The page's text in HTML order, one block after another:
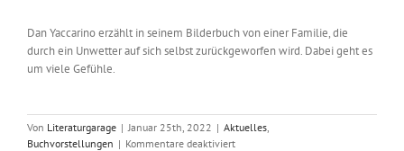
Dan Yaccarino erzählt in seinem Bilderbuch von einer Familie, die
durch ein Unwetter auf sich selbst zurückgeworfen wird. Dabei geht es
um viele Gefühle.
Von Literaturgarage | Januar 25th, 2022 | Aktuelles
Buchvorstellungen | Kommentare deaktiviertfür